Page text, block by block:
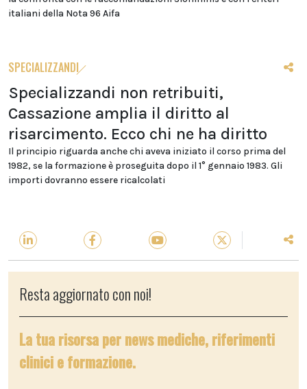
italiani della Nota 96 Aifa
SPECIALIZZANDI
Specializzandi non retribuiti,
Cassazione amplia il diritto al
risarcimento. Ecco chi ne ha diritto
Il principio riguarda anche chi aveva iniziato il corso prima del
1982, se la formazione è proseguita dopo il 1° gennaio 1983. Gli
importi dovranno essere ricalcolati
Resta aggiornato con noi!
La tua risorsa per news mediche, riferimenti
clinici e formazione.